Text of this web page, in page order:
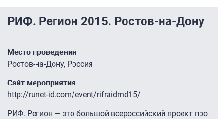
РИФ. Регион 2015. Ростов-на-Дону
Место проведения
Ростов-на-Дону, Россия
Сайт мероприятия
http://runet-id.com/event/rifraidrnd15/
РИФ. Регион — это большой всероссийский проект про